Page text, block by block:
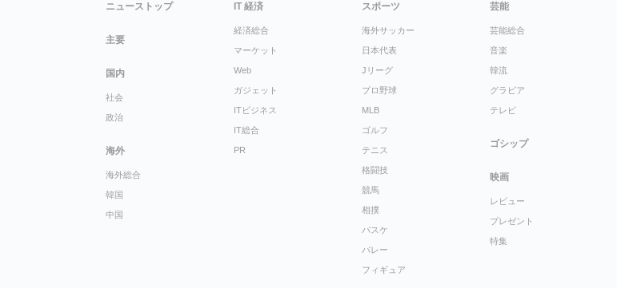
ニューストップ
主要
国内
社会
政治
海外
海外総合
韓国
中国
IT 経済
経済総合
マーケット
Web
ガジェット
ITビジネス
IT総合
PR
スポーツ
海外サッカー
日本代表
Jリーグ
プロ野球
MLB
ゴルフ
テニス
格闘技
競馬
相撲
バスケ
バレー
フィギュア
芸能
芸能総合
音楽
韓流
グラビア
テレビ
ゴシップ
映画
レビュー
プレゼント
特集